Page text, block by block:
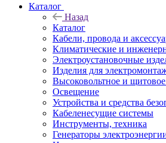
Каталог
Назад
Каталог
Кабели, провода и
Климатические и
Электроустановочные
Изделия для
Высоковольтное и
Освещение
Устройства и средства
Кабеленесущие системы
Инструменты, техника
Генераторы